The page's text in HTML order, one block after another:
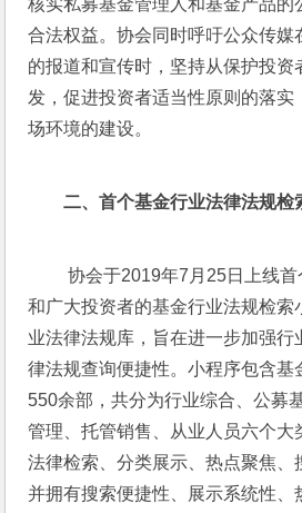
核实私募基金管理人和基金产品的
合法权益。协会同时呼吁公众传媒
的报道和宣传时，坚持从保护投资
发，促进投资者适当性原则的落实
场环境的建设。
二、首个基金行业法律法规检
协会于2019年7月25日上线首个面向基金从业人员
和广大投资者的基金行业法规检
业法律法规库，旨在进一步加强行
律法规查询便捷性。小程序包含基
550余部，共分为行业综合、公募
管理、托管销售、从业人员六个大
法律检索、分类展示、热点聚焦、
并拥有搜索便捷性、展示系统性、